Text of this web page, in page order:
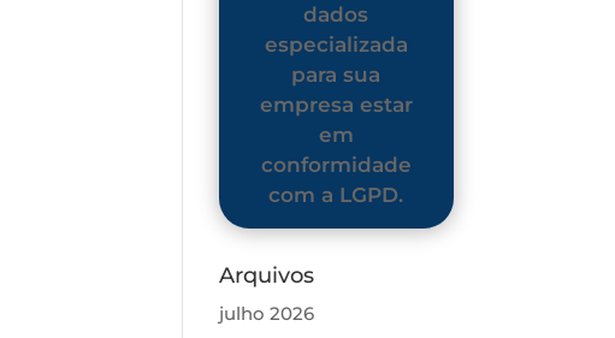
dados
especializada
para sua
empresa estar
em
conformidade
com a LGPD.
Arquivos
julho 2026